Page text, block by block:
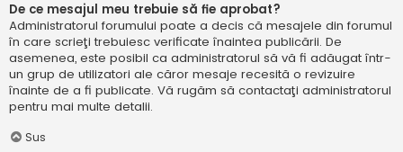
De ce mesajul meu trebuie să fie aprobat?
Administratorul forumului poate a decis că mesajele din forumul
în care scrieţi trebuiesc verificate înaintea publicării. De
asemenea, este posibil ca administratorul să vă fi adăugat într-
un grup de utilizatori ale căror mesaje recesită o revizuire
înainte de a fi publicate. Vă rugăm să contactaţi administratorul
pentru mai multe detalii.
Sus